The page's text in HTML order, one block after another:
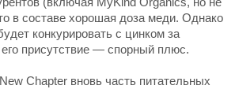
в составе хорошая доза меди. Однако
конкурировать с цинком за
его присутствие — спорный плюс.
Chapter вновь часть питательных